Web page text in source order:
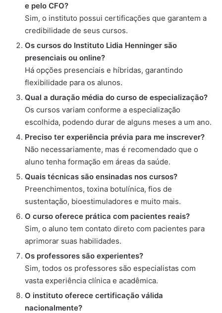
e pelo CFO?
Sim, o instituto possui certificações que garantem a
credibilidade de seus cursos.
Os cursos do Instituto Lidia Henninger são
presenciais ou online?
Há opções presenciais e híbridas, garantindo
flexibilidade para os alunos.
Qual a duração média do curso de especialização?
Os cursos variam conforme a especialização
escolhida, podendo durar de alguns meses a um ano.
Preciso ter experiência prévia para me inscrever?
Não necessariamente, mas é recomendado que o
aluno tenha formação em áreas da saúde.
Quais técnicas são ensinadas nos cursos?
Preenchimentos, toxina botulínica, fios de
sustentação, bioestimuladores e muito mais.
O curso oferece prática com pacientes reais?
Sim, o aluno tem contato direto com pacientes para
aprimorar suas habilidades.
Os professores são experientes?
Sim, todos os professores são especialistas com
vasta experiência clínica e acadêmica.
O instituto oferece certificação válida
nacionalmente?